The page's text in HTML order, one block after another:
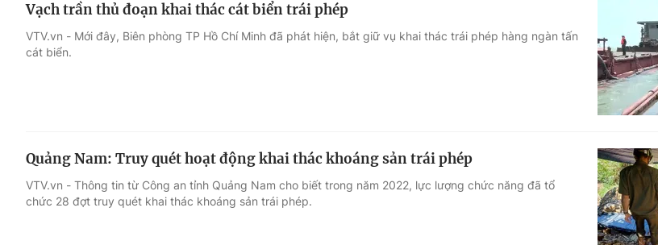
Vạch trần thủ đoạn khai thác cát biển trái phép
VTV.vn - Mới đây, Biên phòng TP Hồ Chí Minh đã phát hiện, bắt giữ vụ khai thác trái phép hàng ngàn tấn
cát biển.
Quảng Nam: Truy quét hoạt động khai thác khoáng sản trái phép
VTV.vn - Thông tin từ Công an tỉnh Quảng Nam cho biết trong năm 2022, lực lượng chức năng đã tổ
chức 28 đợt truy quét khai thác khoáng sản trái phép.